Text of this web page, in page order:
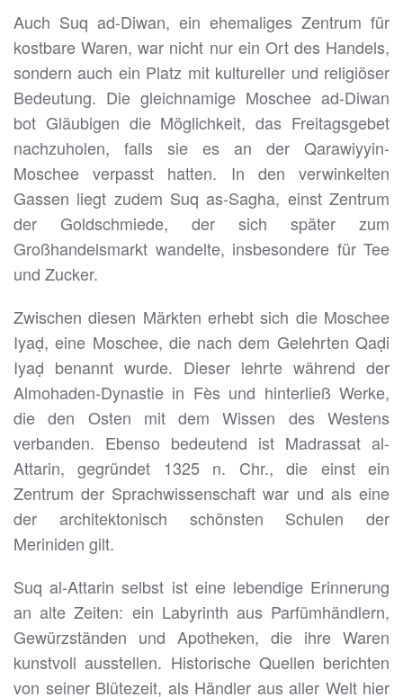
Auch Suq ad-Diwan, ein ehemaliges Zentrum für
kostbare Waren, war nicht nur ein Ort des Handels,
sondern auch ein Platz mit kultureller und religiöser
Bedeutung. Die gleichnamige Moschee ad-Diwan
bot Gläubigen die Möglichkeit, das Freitagsgebet
nachzuholen, falls sie es an der Qarawiyyin-
Moschee verpasst hatten. In den verwinkelten
Gassen liegt zudem Suq as-Sagha, einst Zentrum
der Goldschmiede, der sich später zum
Großhandelsmarkt wandelte, insbesondere für Tee
und Zucker.
Zwischen diesen Märkten erhebt sich die Moschee
Iyaḍ, eine Moschee, die nach dem Gelehrten Qaḍi
Iyaḍ benannt wurde. Dieser lehrte während der
Almohaden-Dynastie in Fès und hinterließ Werke,
die den Osten mit dem Wissen des Westens
verbanden. Ebenso bedeutend ist Madrassat al-
Attarin, gegründet 1325 n. Chr., die einst ein
Zentrum der Sprachwissenschaft war und als eine
der architektonisch schönsten Schulen der
Meriniden gilt.
Suq al-Attarin selbst ist eine lebendige Erinnerung
an alte Zeiten: ein Labyrinth aus Parfümhändlern,
Gewürzständen und Apotheken, die ihre Waren
kunstvoll ausstellen. Historische Quellen berichten
von seiner Blütezeit, als Händler aus aller Welt hier